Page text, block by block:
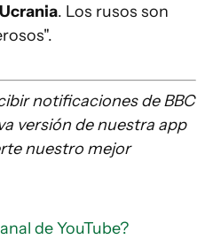
. Los rusos son
notificaciones de BBC
versión de nuestra app
nuestro mejor
de YouTube?